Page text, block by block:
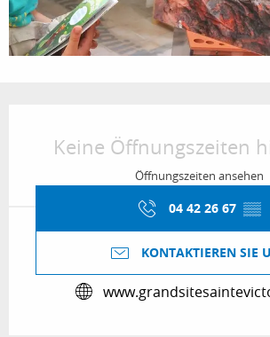
Keine Öffnungszeiten
Öffnungszeiten ansehen
04 42 26 67 ▒▒
KONTAKTIEREN SIE